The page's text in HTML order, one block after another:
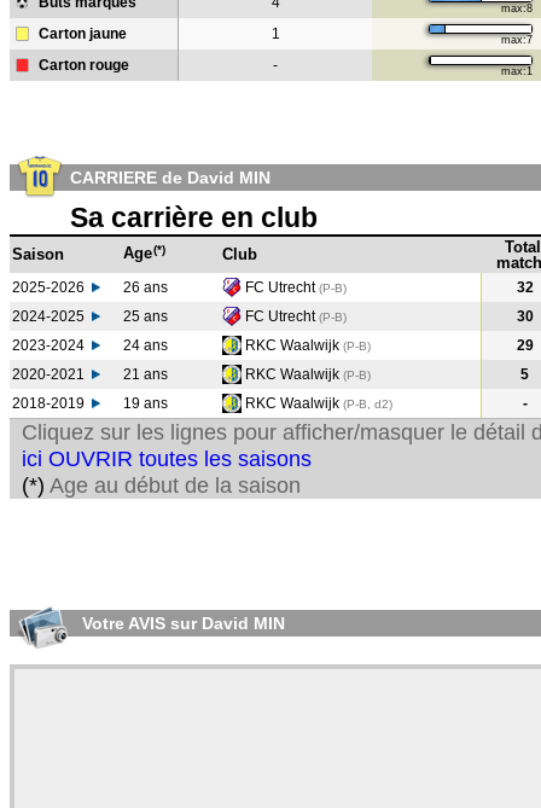
max:8
Carton jaune 1 max:7
Carton rouge - max:1
CARRIERE de David MIN
Sa carrière en club
Saison Age(*) Club
Total
2025-2026 26 ans FC Utrecht(P-B)
32
2024-2025
25 ans FC Utrecht(P-B)
30
2023-2024
24 ans RKC Waalwijk (P-B)
29
2020-2021
21 ans RKC Waalwijk (P-B)
5
2018-2019
19 ans RKC Waalwijk (P-B, d2) -
Cliquez sur les lignes pour afficher/masquer le détail
ici OUVRIR toutes les saisons
(*) Age au début de la saison
Votre AVIS sur David MIN